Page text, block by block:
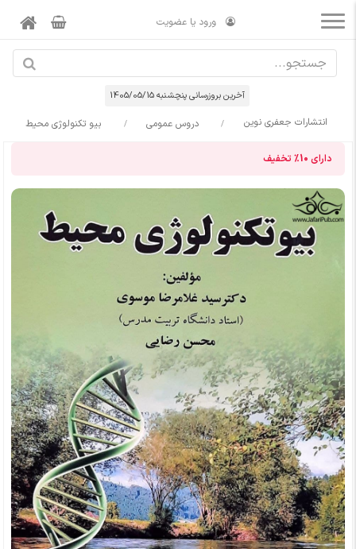
ورود یا عضویت
آخرین بروزرسانی پنچشنبه 1405/05/15
انتشارات جعفری نوین دروس عمومی بیو تکنولوژی محیط
دارای 10% تخفیف